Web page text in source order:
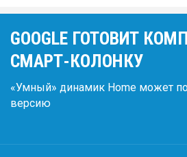
GOOGLE ГОТОВИТ
СМАРТ-КОЛОНКУ
«Умный» динамик Home может
версию